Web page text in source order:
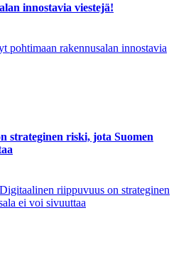
innostavia viestejä!
pohtimaan rakennusalan innostavia
strateginen riski, jota Suomen
riippuvuus on strateginen
ei voi sivuuttaa